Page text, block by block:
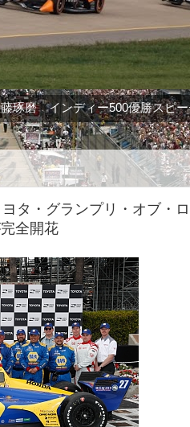
琢磨 インディー500優勝スピー
タ・グランプリ・オブ・ロ
全開花